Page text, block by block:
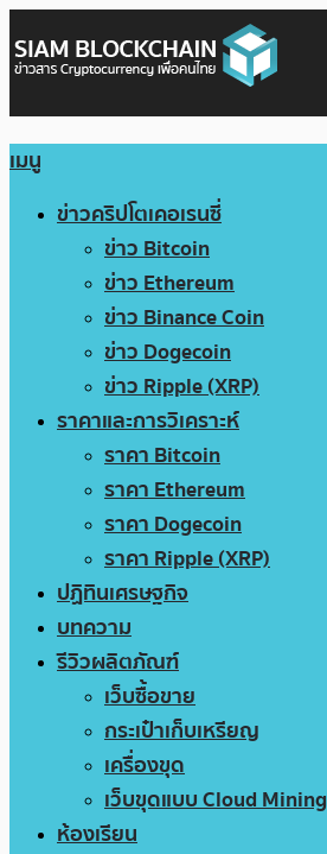
เมนู
ข่าวคริปโตเคอเรนซี่
ข่าว Bitcoin
ข่าว Ethereum
ข่าว Binance Coin
ข่าว Dogecoin
ข่าว Ripple (XRP)
ราคาและการวิเคราะห์
ราคา Bitcoin
ราคา Ethereum
ราคา Dogecoin
ราคา Ripple (XRP)
ปฏิทินเศรษฐกิจ
บทความ
รีวิวผลิตภัณฑ์
เว็บซื้อขาย
กระเป๋าเก็บเหรียญ
เครื่องขุด
เว็บขุดแบบ Cloud Mining
ห้องเรียน